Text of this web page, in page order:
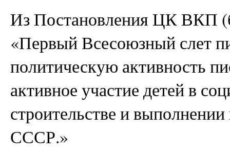
Из Постановления ЦК ВКП
«Первый Всесоюзный слет
политическую активность
активное участие детей в
строительстве и
СССР.»